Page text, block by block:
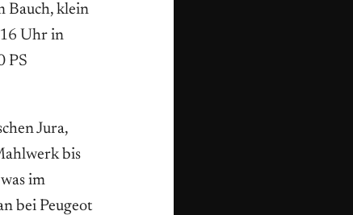
Bauch, klein
16 Uhr in
PS
Jura,
bis
im
bei Peugeot